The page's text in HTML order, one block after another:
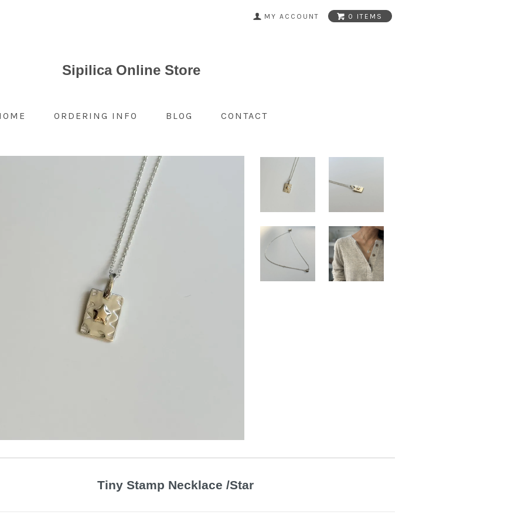
MY ACCOUNT 0 ITEMS
Sipilica Online Store
ORDERING INFO BLOG CONTACT
Tiny Stamp Necklace /Star